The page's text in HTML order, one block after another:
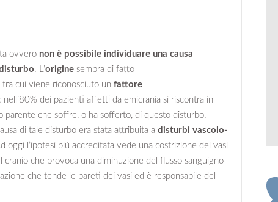
ovvero non è possibile individuare una causa
. L’origine sembra di fatto
tra cui viene riconosciuto un fattore
: nell’80% dei pazienti affetti da emicrania si riscontra in
parente che soffre, o ha sofferto, di questo disturbo.
di tale disturbo era stata attribuita a disturbi vascolo-
oggi l’ipotesi più accreditata vede una costrizione dei vasi
cranio che provoca una diminuzione del flusso sanguigno
che tende le pareti dei vasi ed è responsabile del